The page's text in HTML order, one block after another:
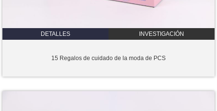
DETALLES INVESTIGACIÓN
15 Regalos de cuidado de la moda de PCS